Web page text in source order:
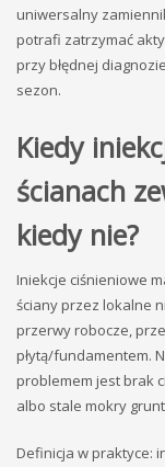
uniwersalny
potrafi zatrzymać
przy błędnej
sezon.
Kiedy
ścianach
kiedy nie?
Iniekcje ciśnieniowe
ściany przez lokalne
przerwy robocze,
płytą/fundamentem.
problemem jest brak
albo stale mokry
Definicja w praktyce: